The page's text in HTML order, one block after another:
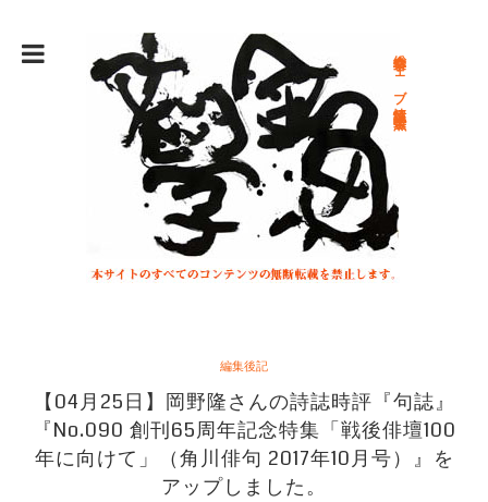
総合文学ウェブ情報誌 文学金魚
編集後記
【04月25日】岡野隆さんの詩誌時評『句誌』
『No.090 創刊65周年記念特集「戦後俳壇100
年に向けて」（角川俳句 2017年10月号）』を
アップしました。